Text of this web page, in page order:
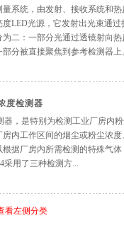
系统，由发射、接收系统和
LED光源，它发射出光束通
二：一部分光通过透镜射向
分被直接聚焦到参考检测器上
度检测器
器，是特别为检测工业厂房内
内工作区间的烟尘或粉尘浓
据厂房内所需检测的特殊气
采用了三种检测方...
看左侧分类